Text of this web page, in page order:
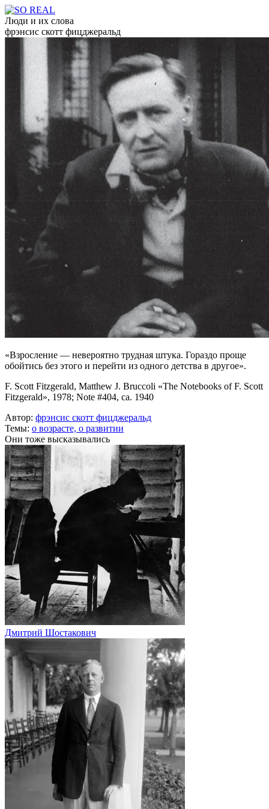
Люди и их слова
фрэнсис скотт фицджеральд
«Взросление — невероятно трудная штука. Гораздо проще
обойтись без этого и перейти из одного детства в другое».
F. Scott Fitzgerald, Matthew J. Bruccoli «The Notebooks of F. Scott
Fitzgerald», 1978; Note #404, ca. 1940
Автор: фрэнсис скотт фицджеральд
Темы: о возрасте, о развитии
Они тоже высказывались
Дмитрий Шостакович